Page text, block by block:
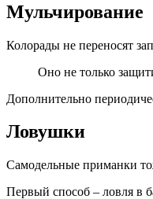
Мульчирование
Колорады не переносят
Оно не только
Дополнительно
Ловушки
Самодельные приманки
Первый способ – ловля в